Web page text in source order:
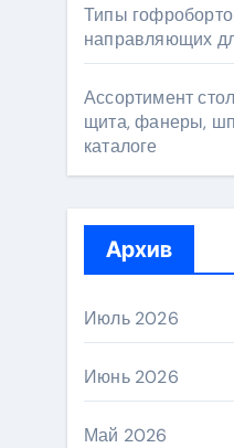
Типы
направляющих
Ассортимент
щита, фанеры,
каталоге
Архив
Июль 2026
Июнь 2026
Май 2026